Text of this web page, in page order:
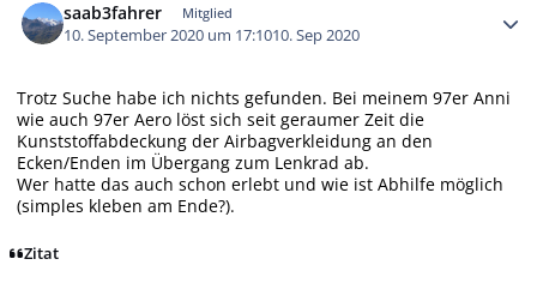
saab3fahrer Mitglied
10. September 2020 um 17:1010. Sep 2020
Trotz Suche habe ich nichts gefunden. Bei meinem 97er Anni
wie auch 97er Aero löst sich seit geraumer Zeit die
Kunststoffabdeckung der Airbagverkleidung an den
Ecken/Enden im Übergang zum Lenkrad ab.
Wer hatte das auch schon erlebt und wie ist Abhilfe möglich
(simples kleben am Ende?).
Zitat